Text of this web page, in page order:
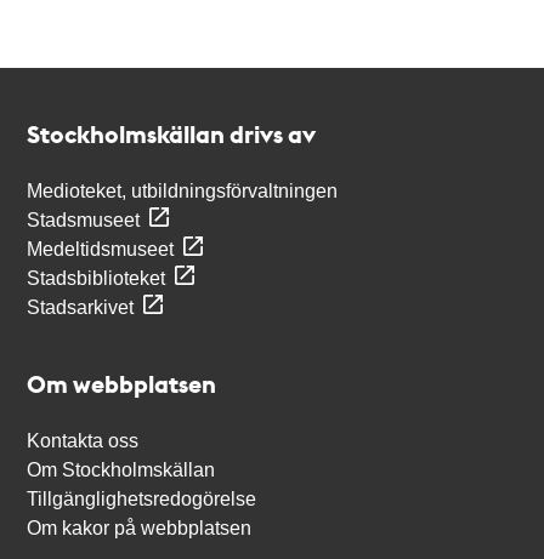
Stockholmskällan drivs av
Medioteket, utbildningsförvaltningen
Stadsmuseet
Medeltidsmuseet
Stadsbiblioteket
Stadsarkivet
Om webbplatsen
Kontakta oss
Om Stockholmskällan
Tillgänglighetsredogörelse
Om kakor på webbplatsen